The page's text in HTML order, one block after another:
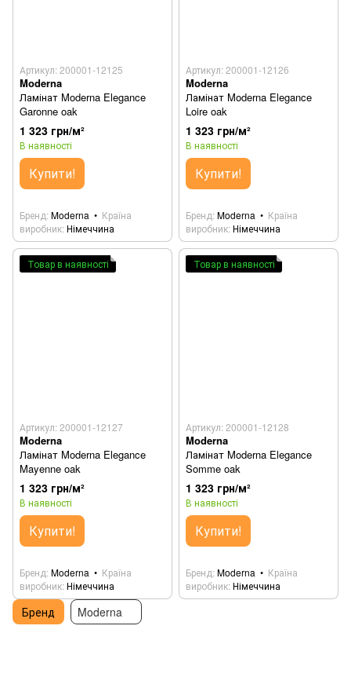
Артикул: 200001-12125
Moderna
Ламінат Moderna Elegance
Garonne oak
1 323 грн/м²
В наявності
Купити!
Бренд Moderna
Країна
виробник Німеччина
Артикул: 200001-12126
Moderna
Ламінат Moderna Elegance
Loire oak
1 323 грн/м²
В наявності
Купити!
Бренд Moderna
Країна
виробник Німеччина
Товар в наявності
Артикул: 200001-12127
Moderna
Ламінат Moderna Elegance
Mayenne oak
1 323 грн/м²
В наявності
Купити!
Бренд Moderna
Країна
виробник Німеччина
Товар в наявності
Артикул: 200001-12128
Moderna
Ламінат Moderna Elegance
Somme oak
1 323 грн/м²
В наявності
Купити!
Бренд Moderna
Країна
виробник Німеччина
Бренд Moderna